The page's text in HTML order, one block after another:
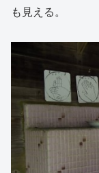
も見える。